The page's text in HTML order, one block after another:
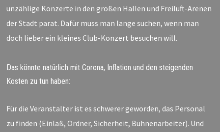
unzählige Konzerte in den großen Hallen und Freiluft-Arenen
der Stadt parat. Dafür muss man lange suchen, wenn man
doch lieber ein kleines Club-Konzert besuchen will.
Das könnte natürlich mit Corona, Inflation und den steigenden
Kosten zu tun haben:
Für die Veranstalter ist es schwerer geworden, das Personal
zu finden (Einlaß, Ordner, Sicherheit, Bühnenarbeiter). Und